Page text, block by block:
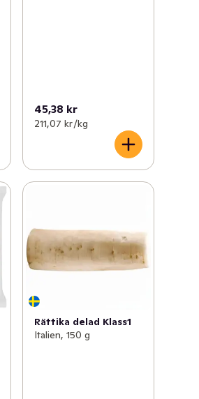
45,38 kr
211,07 kr /kg
Rättika delad Klass1
Italien, 150 g